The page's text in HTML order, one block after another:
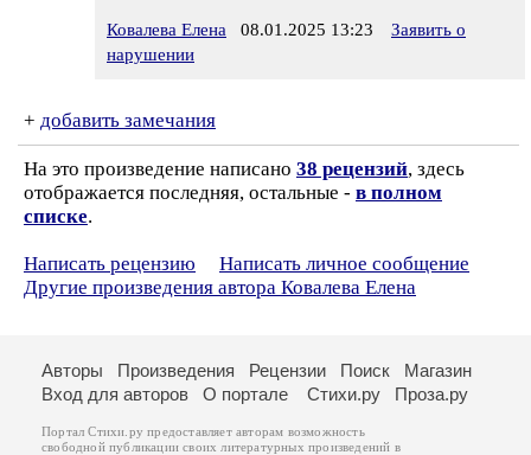
Ковалева Елена 08.01.2025 13:23
Заявить о
нарушении
+ добавить замечания
На это произведение написано 38 рецензий, здесь
отображается последняя, остальные - в полном
списке.
Написать рецензию
Написать личное сообщение
Другие произведения автора Ковалева Елена
Авторы Произведения Рецензии Поиск
Магазин
Вход для авторов
О портале Стихи.ру Проза.ру
Портал Стихи.ру предоставляет авторам возможность
свободной публикации своих литературных произведений в